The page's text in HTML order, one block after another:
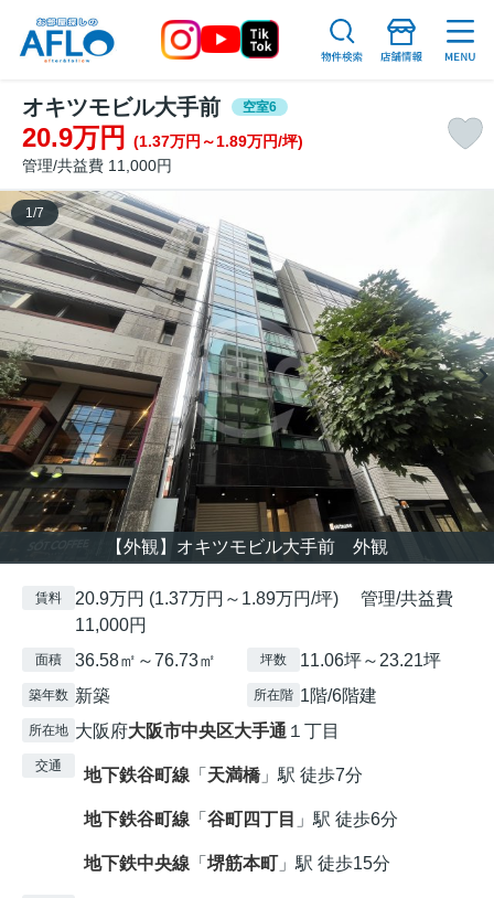
オキツモビル大手前 空室6
20.9万円
(1.37万円～1.89万円/坪)
管理/共益費 11,000円
【外観】オキツモビル大手前 外観
1 /7
賃料
20.9万円 (1.37万円～1.89万円/坪) 管理/共益費
11,000円
面積 36.58㎡～76.73㎡ 坪数 11.06坪～23.21坪
築年数 新築 所在階 1階/6階建
所在地 大阪府大阪市中央区大手通 １丁目
交通 地下鉄谷町線 「 天満橋」駅 徒歩7分
地下鉄谷町線 「 谷町四丁目 」駅 徒歩6分
地下鉄中央線 「 堺筋本町 」駅 徒歩15分